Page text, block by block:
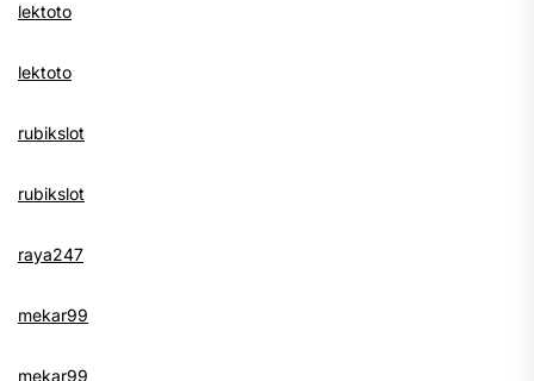
lektoto
lektoto
rubikslot
rubikslot
raya247
mekar99
mekar99